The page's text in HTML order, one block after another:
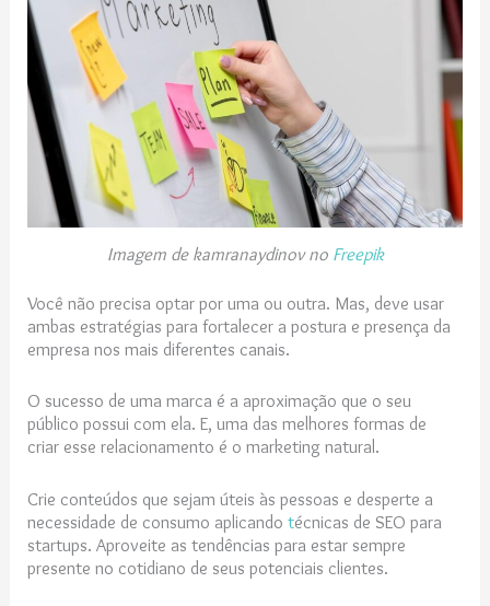
Imagem de kamranaydinov no Freepik
Você não precisa optar por uma ou outra. Mas, deve usar
ambas estratégias para fortalecer a postura e presença da
empresa nos mais diferentes canais.
O sucesso de uma marca é a aproximação que o seu
público possui com ela. E, uma das melhores formas de
criar esse relacionamento é o marketing natural.
Crie conteúdos que sejam úteis às pessoas e desperte a
necessidade de consumo aplicandotécnicas de SEO para
startups. Aproveite as tendências para estar sempre
presente no cotidiano de seus potenciais clientes.